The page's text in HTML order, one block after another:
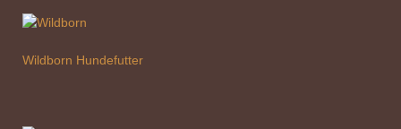
Wildborn Hundefutter